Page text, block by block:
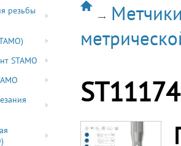
резьбы
STAMO